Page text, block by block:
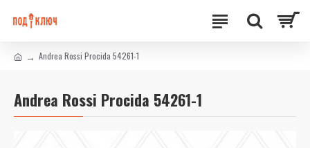
Andrea Rossi Procida 54261-1
Andrea Rossi Procida 54261-1